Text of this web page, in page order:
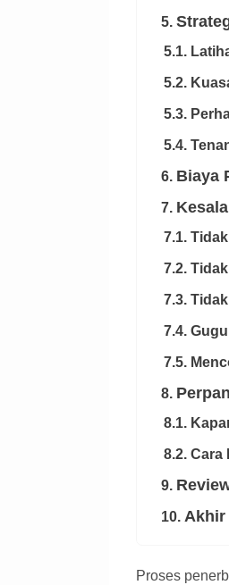
5.
5.1.
5.2.
5.3.
5.4.
6. Biaya
7.
7.1.
7.2.
7.3.
7.4.
7.5.
8.
8.1.
8.2. Cara
9.
10. Akhir
Proses